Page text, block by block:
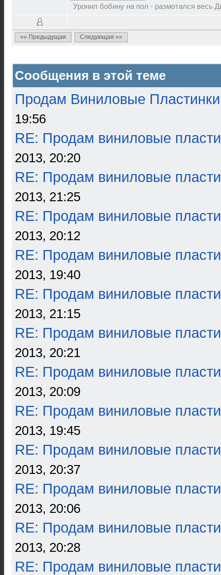
Уронил бобину на пол - размотался весь
«« Предыдущая Следующая »»
Сообщения в этой теме
Продам Виниловые Пластинки
19:56
RE: Продам виниловые
2013, 20:20
RE: Продам виниловые
2013, 21:25
RE: Продам виниловые
2013, 20:12
RE: Продам виниловые
2013, 19:40
RE: Продам виниловые
2013, 21:15
RE: Продам виниловые
2013, 20:21
RE: Продам виниловые
2013, 20:09
RE: Продам виниловые
2013, 19:45
RE: Продам виниловые
2013, 20:37
RE: Продам виниловые
2013, 20:06
RE: Продам виниловые
2013, 20:28
RE: Продам виниловые